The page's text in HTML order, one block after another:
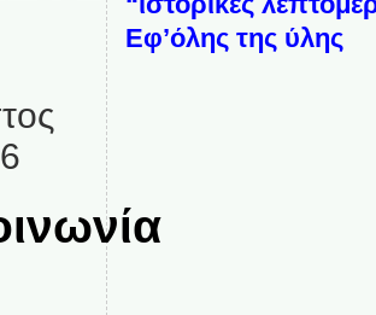
Εφ’όλης της ύλης